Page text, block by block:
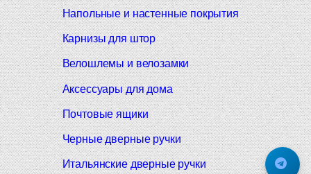
Напольные и настенные покрытия
Карнизы для штор
Велошлемы и велозамки
Аксессуары для дома
Почтовые ящики
Черные дверные ручки
Итальянские дверные ручки